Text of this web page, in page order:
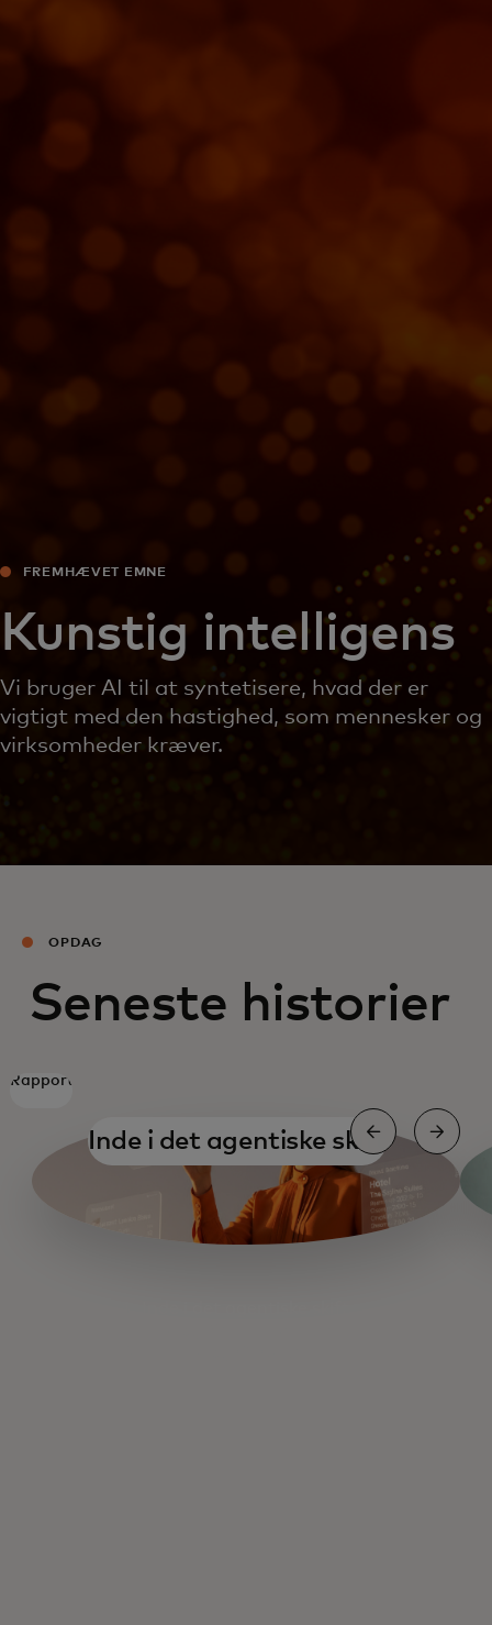
FREMHÆVET EMNE
Kunstig intelligens
Vi bruger AI til at syntetisere, hvad der er
vigtigt med den hastighed, som mennesker og
virksomheder kræver.
OPDAG
Seneste historier
Rapport
Inde i det agentiske skift